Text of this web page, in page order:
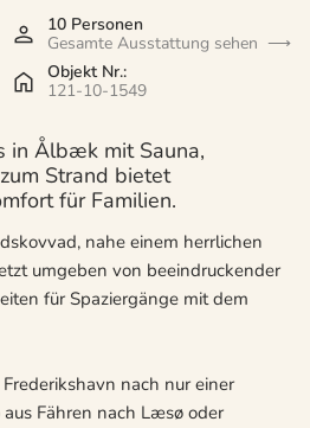
10 Personen
Gesamte Ausstattung sehen
Objekt Nr.:
121-10-1549
in Ålbæk mit Sauna,
Strand bietet
für Familien.
nahe einem herrlichen
umgeben von beeindruckender
für Spaziergänge mit dem
nach nur einer
Fähren nach Læsø oder